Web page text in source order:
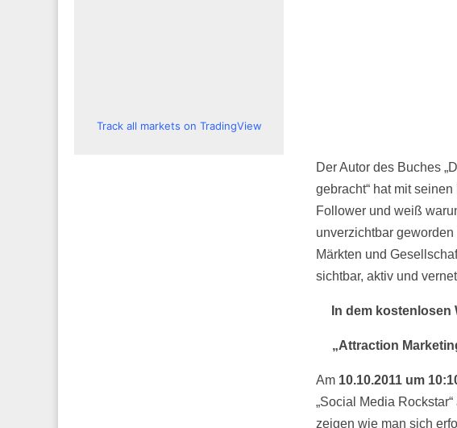
Der Autor des Buches
gebracht“ hat mit
Follower und weiß
unverzichtbar
Märkten und
sichtbar, aktiv und
In dem kostenlosen
„Attraction
Am 10.10.2011 um
„Social Media
zeigen wie man sich
Track all markets on TradingView